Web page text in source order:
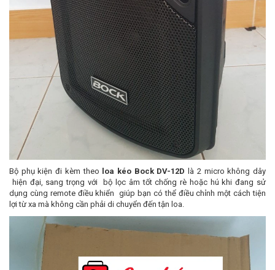
Bộ phụ kiện đi kèm theo loa kéo Bock DV-12D là 2 micro không dây
hiện đại, sang trọng với bộ lọc âm tốt chống rè hoặc hú khi đang sử
dụng cùng remote điều khiển giúp bạn có thể điều chỉnh một cách tiện
lợi từ xa mà không cần phải di chuyển đến tận loa.